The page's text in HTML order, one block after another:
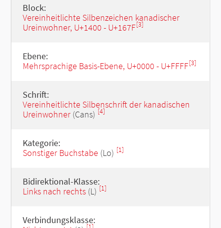
Block:
Vereinheitlichte Silbenzeichen kanadischer
Ureinwohner, U+1400 - U+167F[3]
Ebene:
Mehrsprachige Basis-Ebene, U+0000 - U+FFFF[3]
Schrift:
Vereinheitlichte Silbenschrift der kanadischen
Ureinwohner(Cans) [4]
Kategorie:
Sonstiger Buchstabe (Lo) [1]
Bidirektional-Klasse:
Links nach rechts(L) [1]
Verbindungsklasse: